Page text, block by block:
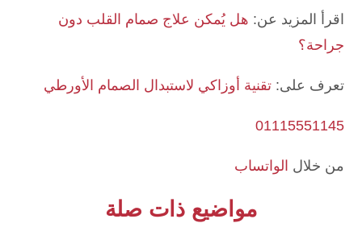
مواضيع ذات صلة
اقرأ المزيد عن: هل يُمكن علاج صمام القلب دون
جراحة؟
تعرف على:تقنية أوزاكي لاستبدال الصمام الأورطي
01115551145
من خلال الواتساب